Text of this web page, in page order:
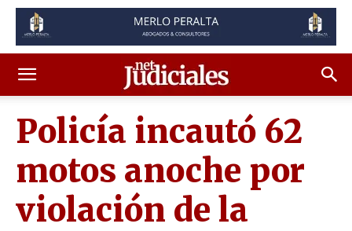
Policía incautó 62
motos anoche por
violación de la